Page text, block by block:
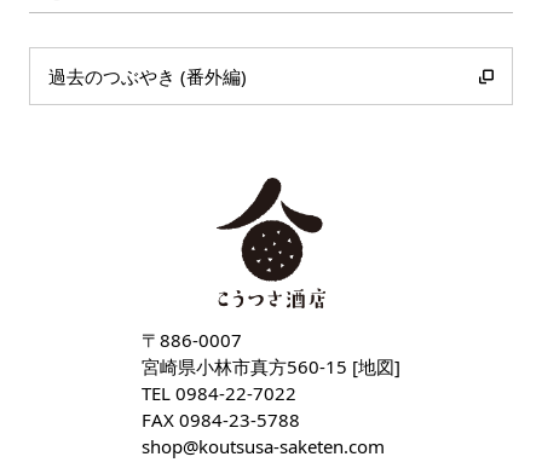
過去のつぶやき (番外編)
〒886-0007
宮崎県小林市真方560-15 [地図]
TEL 0984-22-7022
FAX 0984-23-5788
shop
koutsusa-saketen com